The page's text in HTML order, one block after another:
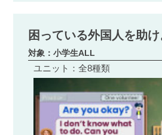
困っている外国人を助け
対象：小学生ALL
ユニット：全8種類